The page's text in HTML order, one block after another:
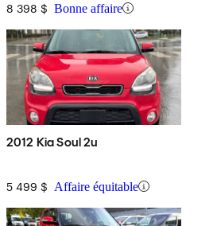
8 398 $ Bonne affaire
2012 Kia Soul 2u
5 499 $ Affaire équitable